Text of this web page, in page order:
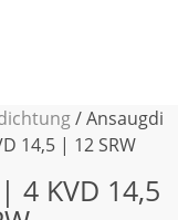
/ Ansaugdi
14,5 | 12 SRW
4 KVD 14,5